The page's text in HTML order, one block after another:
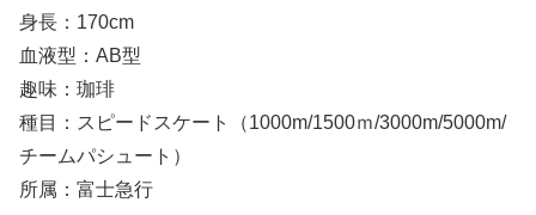
身長：170cm
血液型：AB型
趣味：珈琲
種目：スピードスケート（1000m/1500ｍ/3000m/5000m/
チームパシュート）
所属：富士急行